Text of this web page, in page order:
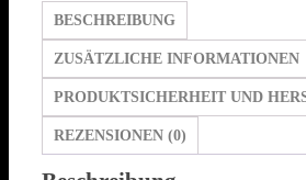
BESCHREIBUNG
ZUSÄTZLICHE INFORMATIONEN
PRODUKTSICHERHEIT UND
REZENSIONEN (0)